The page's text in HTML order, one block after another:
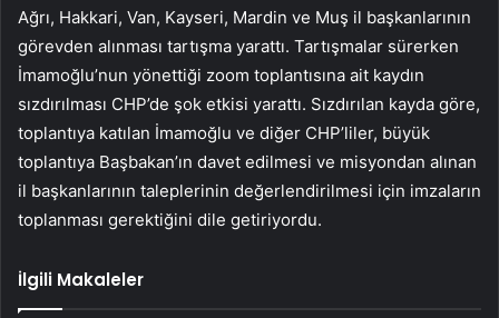
Ağrı, Hakkari, Van, Kayseri, Mardin ve Muş il başkanlarının
görevden alınması tartışma yarattı. Tartışmalar sürerken
İmamoğlu’nun yönettiği zoom toplantısına ait kaydın
sızdırılması CHP’de şok etkisi yarattı. Sızdırılan kayda göre,
toplantıya katılan İmamoğlu ve diğer CHP’liler, büyük
toplantıya Başbakan’ın davet edilmesi ve misyondan alınan
il başkanlarının taleplerinin değerlendirilmesi için imzaların
toplanması gerektiğini dile getiriyordu.
İlgili Makaleler